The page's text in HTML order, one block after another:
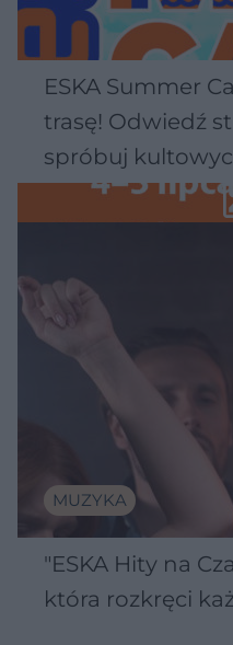
ESKA Summer
trasę! Odwiedź
spróbuj
Wawelu
MUZYKA
"ESKA Hity na
która rozkręci